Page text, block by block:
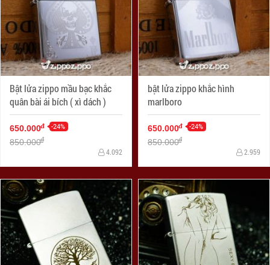
Bật lửa zippo mầu bạc khắc
quân bài ái bích ( xì dách )
650.000đ -24%
850.000đ
4.092
bật lửa zippo khắc hình
marlboro
650.000đ -24%
850.000đ
2.959